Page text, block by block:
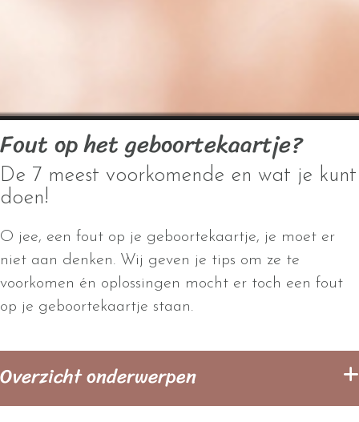
Fout op het geboortekaartje?
De 7 meest voorkomende en wat je kunt
doen!
O jee, een fout op je geboortekaartje, je moet er
niet aan denken. Wij geven je tips om ze te
voorkomen én oplossingen mocht er toch een fout
op je geboortekaartje staan.
Overzicht onderwerpen